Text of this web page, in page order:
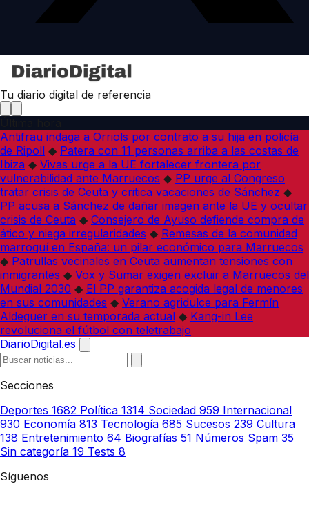
Tu diario digital de referencia
Antifrau indaga a Orriols por contrato a su hija en policía
de Ripoll ◆ Patera con 11 personas arriba a las costas de
Ibiza ◆ Vivas urge a la UE fortalecer frontera por
vulnerabilidad ante Marruecos ◆ PP urge al Congreso
tratar crisis de Ceuta y critica vacaciones de Sánchez ◆
PP acusa a Sánchez de dañar imagen ante la UE y ocultar
crisis de Ceuta ◆ Consejero de Ayuso defiende compra de
ático y niega irregularidades ◆ Remesas de la comunidad
marroquí en España: un pilar económico para Marruecos
◆ Patrullas vecinales en Ceuta aumentan tensiones con
inmigrantes ◆ Vox y Sumar exigen excluir a Marruecos del
Mundial 2030 ◆ El PP garantiza acogida legal de menores
en sus comunidades ◆ Verano agridulce para Fermín
Aldeguer en su temporada actual ◆ Kang-in Lee
revoluciona el fútbol con teletrabajo
DiarioDigital.es
Secciones
Deportes 1682 Política 1314 Sociedad 959 Internacional
930 Economía 813 Tecnología 685 Sucesos 239 Cultura
138 Entretenimiento 64 Biografías 51 Números Spam 35
Sin categoría 19 Tests 8
Síguenos